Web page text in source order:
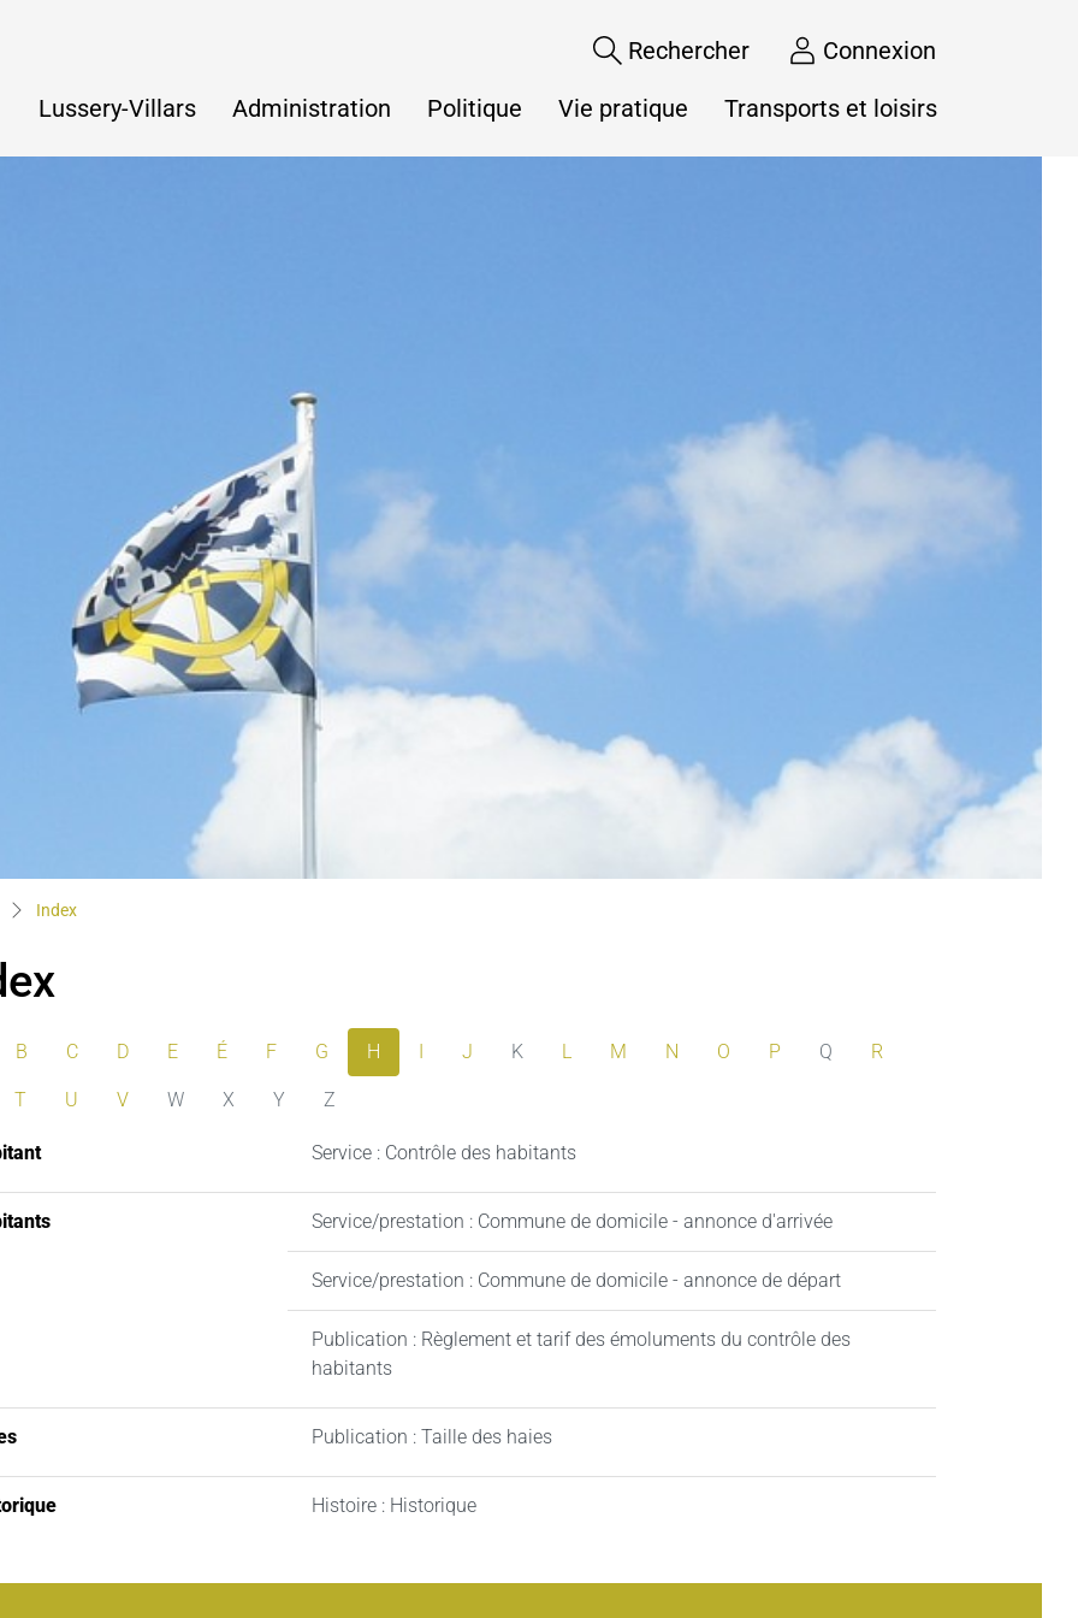
Rechercher Connexion
Navigation principale
Lussery-Villars Administration Politique Vie pratique Transports et loisirs
Index(sélectionné)
B C D E É F G H I J K L M N O P Q R
T U V W X Y Z
Service : Contrôle des habitants
Service/prestation : Commune de domicile - annonce d'arrivée
Service/prestation : Commune de domicile - annonce de départ
Publication : Règlement et tarif des émoluments du contrôle des
habitants
Publication : Taille des haies
Histoire : Historique